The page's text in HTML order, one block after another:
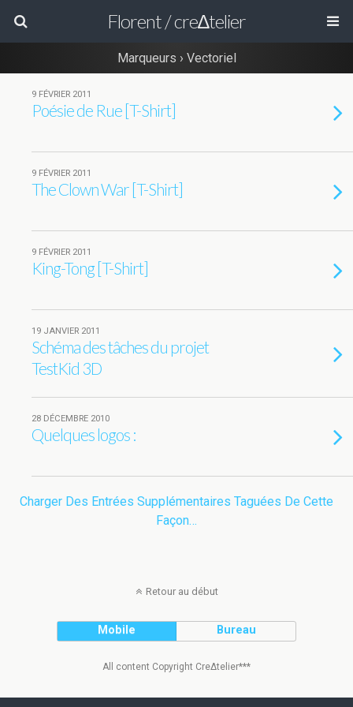
Florent / cre∆telier
Marqueurs › Vectoriel
9 FÉVRIER 2011
Poésie de Rue [T-Shirt]
9 FÉVRIER 2011
The Clown War [T-Shirt]
9 FÉVRIER 2011
King-Tong [T-Shirt]
19 JANVIER 2011
Schéma des tâches du projet
TestKid 3D
28 DÉCEMBRE 2010
Quelques logos :
Charger Des Entrées Supplémentaires Taguées De Cette
Façon…
Retour au début
Mobile Bureau
All content Copyright Cre∆telier***